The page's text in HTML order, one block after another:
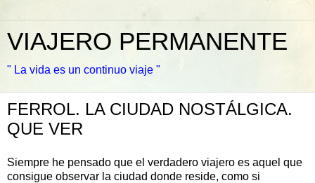
VIAJERO PERMANENTE
" La vida es un continuo viaje "
FERROL. LA CIUDAD NOSTÁLGICA.
QUE VER
Siempre he pensado que el verdadero viajero es aquel que
consigue observar la ciudad donde reside, como si